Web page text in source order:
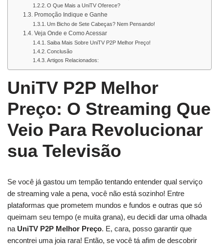
O Que Mais a UniTV Oferece?
Promoção Indique e Ganhe
Um Bicho de Sete Cabeças? Nem Pensando!
Veja Onde e Como Acessar
Saiba Mais Sobre UniTV P2P Melhor Preço!
Conclusão
Artigos Relacionados:
UniTV P2P Melhor
Preço: O Streaming Que
Veio Para Revolucionar
sua Televisão
Se você já gastou um tempão tentando entender qual serviço
de streaming vale a pena, você não está sozinho! Entre
plataformas que prometem mundos e fundos e outras que só
queimam seu tempo (e muita grana), eu decidi dar uma olhada
na UniTV P2P Melhor Preço. E, cara, posso garantir que
encontrei uma joia rara! Então, se você tá afim de descobrir